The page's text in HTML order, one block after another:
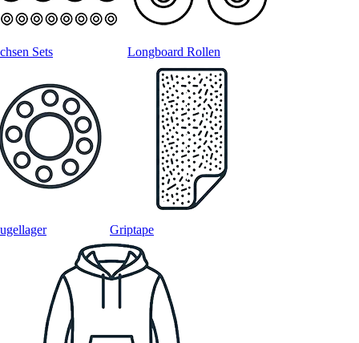
Sets Longboard Rollen
Griptape